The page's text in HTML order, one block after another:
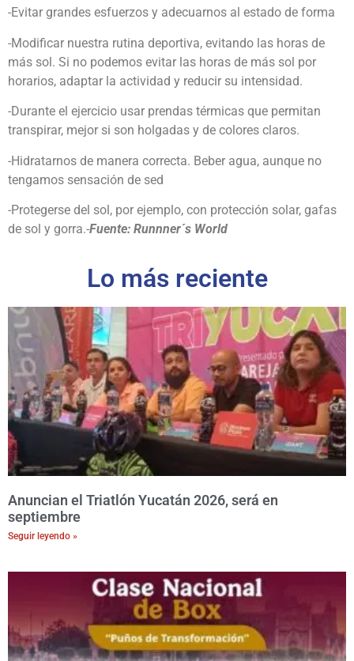
-Evitar grandes esfuerzos y adecuarnos al estado de forma
-Modificar nuestra rutina deportiva, evitando las horas de
más sol. Si no podemos evitar las horas de más sol por
horarios, adaptar la actividad y reducir su intensidad.
-Durante el ejercicio usar prendas térmicas que permitan
transpirar, mejor si son holgadas y de colores claros.
-Hidratarnos de manera correcta. Beber agua, aunque no
tengamos sensación de sed
-Protegerse del sol, por ejemplo, con protección solar, gafas
de sol y gorra.-Fuente: Runnner´s World
Lo más reciente
Anuncian el Triatlón Yucatán 2026, será en
septiembre
Seguir leyendo »